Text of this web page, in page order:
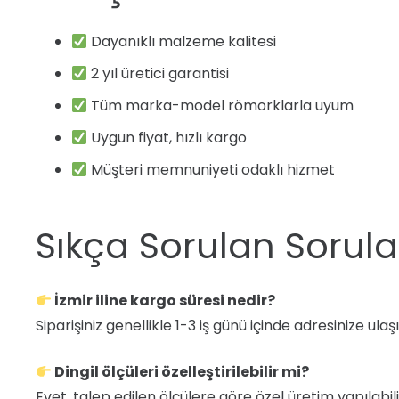
Dayanıklı malzeme kalitesi
2 yıl üretici garantisi
Tüm marka-model römorklarla uyum
Uygun fiyat, hızlı kargo
Müşteri memnuniyeti odaklı hizmet
Sıkça Sorulan
İzmir iline kargo süresi nedir?
Siparişiniz genellikle 1-3 iş günü içinde adresinize
Dingil ölçüleri özelleştirilebilir mi?